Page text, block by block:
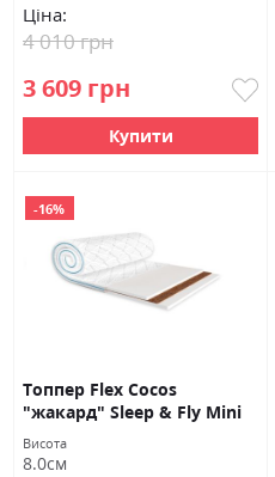
Ціна:
3 609 грн
4 010 грн
Купити
-16%
Топпер Flex Cocos
"жакард" Sleep & Fly Mini
Висота
8.0см